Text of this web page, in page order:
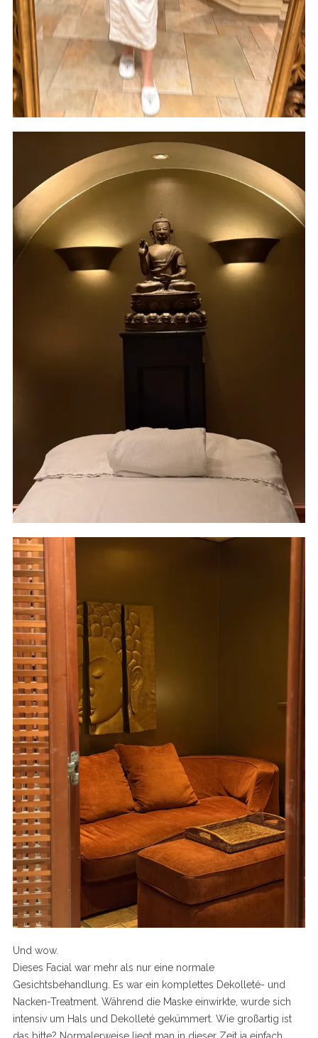
Und wow.
Dieses Facial war mehr als nur eine normale
Gesichtsbehandlung. Es war ein komplettes Dekolleté- und
Nacken-Treatment. Während die Maske einwirkte, wurde sich
intensiv um Hals und Dekolleté gekümmert. Wie großartig ist